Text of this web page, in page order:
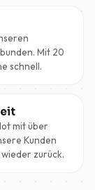
Mit 20
schnell.
mit über
Kunden
zurück.